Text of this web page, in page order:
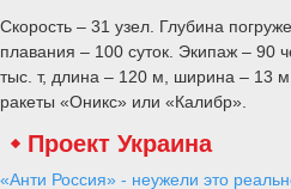
Скорость – 31 узел. Глубина
плавания – 100 суток. Экипаж – 90
тыс. т, длина – 120 м, ширина – 13
ракеты «Оникс» или «Калибр».
Проект Украина
«Анти Россия» - неужели это